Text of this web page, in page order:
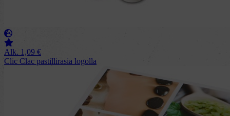
Alk. 1,09 €
Clic Clac pastillirasia logolla